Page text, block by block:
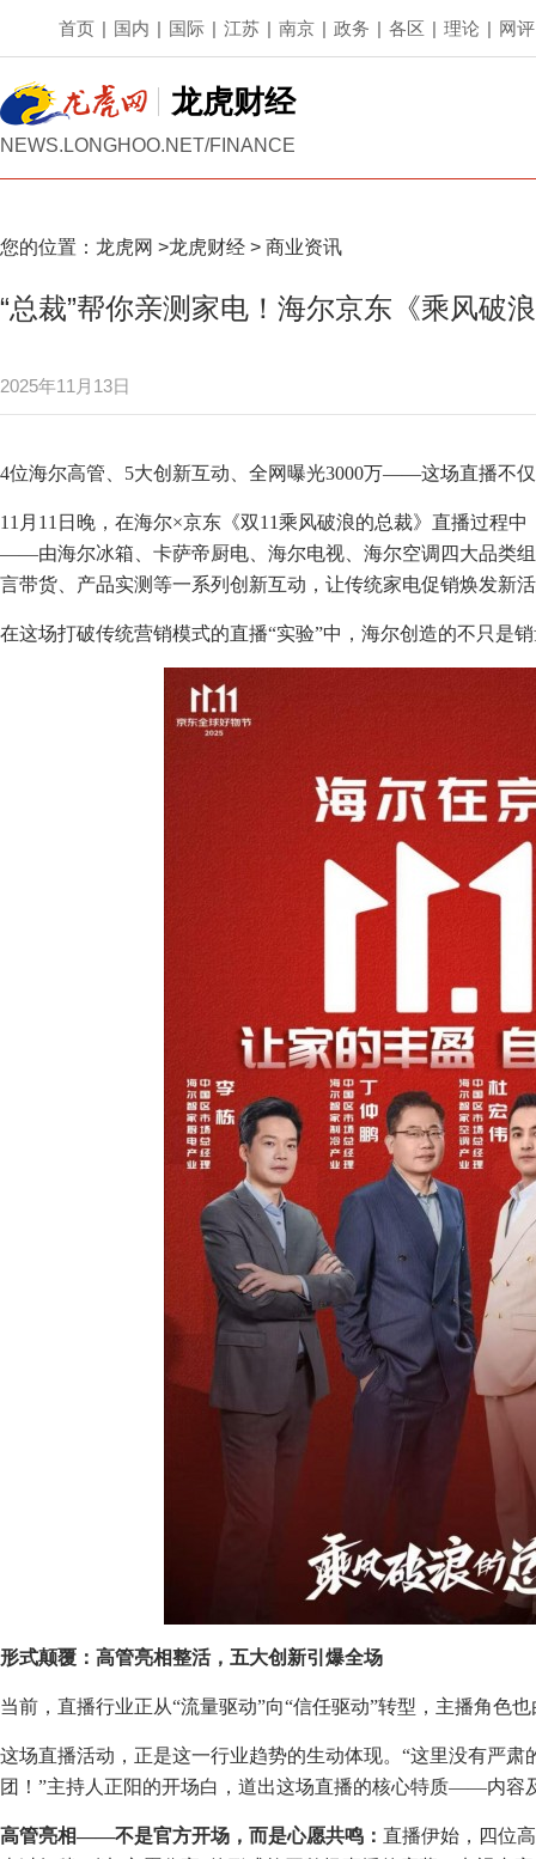
首页 | 国内 | 国际 | 江苏 | 南京 | 政务 | 各区 | 理论 | 网评
龙虎财经
NEWS.LONGHOO.NET/FINANCE
您的位置： 龙虎网 >龙虎财经 > 商业资讯
“总裁”帮你亲测家电！海尔京东《乘风破
2025年11月13日
4位海尔高管、5大创新互动、全网曝光3000万——这场直播不
11月11日晚，在海尔×京东《双11乘风破浪的总裁》直播过程
——由海尔冰箱、卡萨帝厨电、海尔电视、海尔空调四大品类
言带货、产品实测等一系列创新互动，让传统家电促销焕发新
在这场打破传统营销模式的直播“实验”中，海尔创造的不只是
形式颠覆：高管亮相整活，五大创新引爆全场
当前，直播行业正从“流量驱动”向“信任驱动”转型，主播角色
这场直播活动，正是这一行业趋势的生动体现。“这里没有严
团！”主持人正阳的开场白，道出这场直播的核心特质——内容
高管亮相——不是官方开场，而是心愿共鸣： 直播伊始，四位